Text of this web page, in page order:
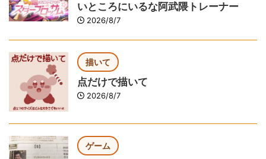
いところにいるな阿武隈トレーナー
2026/8/7
描いて
点だけで描いて
2026/8/7
ゲーム